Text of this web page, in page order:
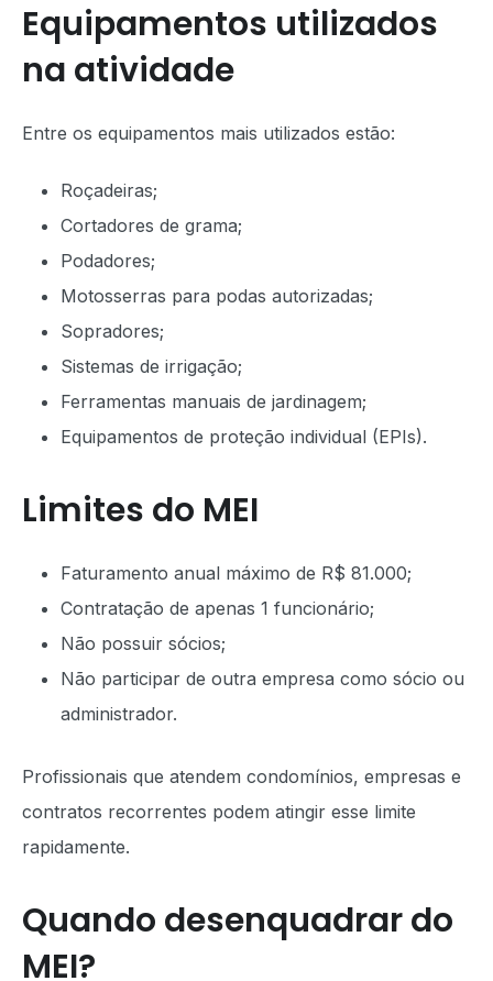
Equipamentos utilizados
na atividade
Entre os equipamentos mais utilizados estão:
Roçadeiras;
Cortadores de grama;
Podadores;
Motosserras para podas autorizadas;
Sopradores;
Sistemas de irrigação;
Ferramentas manuais de jardinagem;
Equipamentos de proteção individual (EPIs).
Limites do MEI
Faturamento anual máximo de R$ 81.000;
Contratação de apenas 1 funcionário;
Não possuir sócios;
Não participar de outra empresa como sócio ou
administrador.
Profissionais que atendem condomínios, empresas e
contratos recorrentes podem atingir esse limite
rapidamente.
Quando desenquadrar do
MEI?